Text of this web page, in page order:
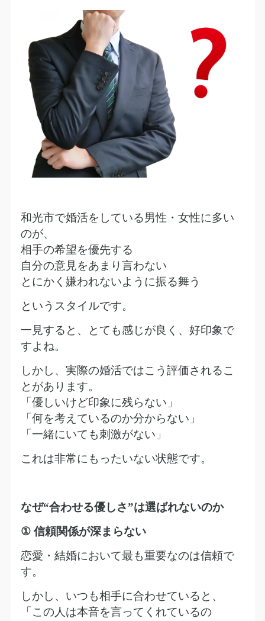
和光市で婚活をしている男性・女性に多い
のが、
相手の希望を優先する
自分の意見をあまり言わない
とにかく嫌われないように振る舞う
というスタイルです。
一見すると、とても感じが良く、好印象で
すよね。
しかし、実際の婚活ではこう評価されるこ
とがあります。
「優しいけど印象に残らない」
「何を考えているのか分からない」
「一緒にいても刺激がない」
これは非常にもったいない状態です。
なぜ“合わせる優しさ”は選ばれないのか
① 信頼関係が深まらない
恋愛・結婚において最も重要なのは信頼で
す。
しかし、いつも相手に合わせていると、
「この人は本音を言ってくれているの